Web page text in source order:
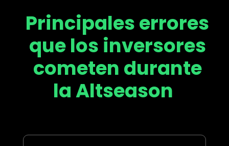
Principales errores
que los inversores
cometen durante
la Altseason